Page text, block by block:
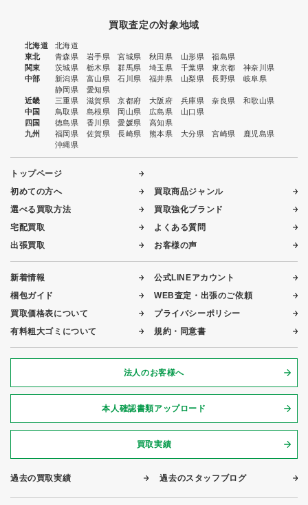
買取査定の対象地域
北海道
北海道
東北
青森県 岩手県 宮城県 秋田県 山形県
福島県
関東
茨城県 栃木県 群馬県 埼玉県 千葉県 東京都
神奈川県
中部
新潟県 富山県 石川県 福井県 山梨県 長野県
岐阜県
静岡県
愛知県
近畿
三重県 滋賀県 京都府 大阪府 兵庫県 奈良県
和歌山県
中国
鳥取県 島根県 岡山県 広島県
山口県
四国
徳島県 香川県 愛媛県
高知県
九州
福岡県 佐賀県 長崎県 熊本県 大分県 宮崎県
鹿児島県
沖縄県
トップページ
初めての方へ
選べる買取方法
宅配買取
出張買取
買取商品ジャンル
買取強化ブランド
よくある質問
お客様の声
新着情報
梱包ガイド
買取価格表について
有料粗大ゴミについて
公式LINEアカウント
WEB査定・出張のご依頼
プライバシーポリシー
規約・同意書
法人のお客様へ
本人確認書類アップロード
買取実績
過去の買取実績 過去のスタッフブログ